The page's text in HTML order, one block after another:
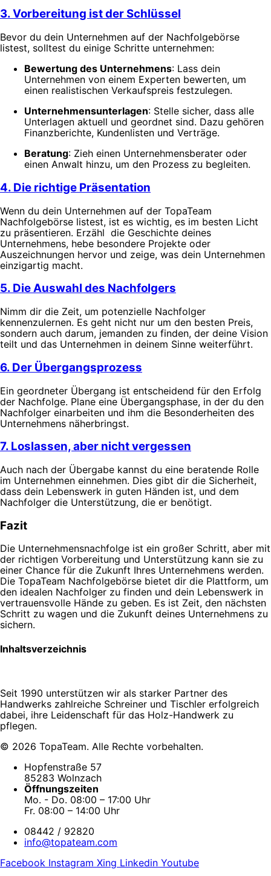
3. Vorbereitung ist der Schlüssel
Bevor du dein Unternehmen auf der Nachfolgebörse
listest, solltest du einige Schritte unternehmen:
Bewertung des Unternehmens: Lass dein
Unternehmen von einem Experten bewerten, um
einen realistischen Verkaufspreis festzulegen.
Unternehmensunterlagen: Stelle sicher, dass alle
Unterlagen aktuell und geordnet sind. Dazu gehören
Finanzberichte, Kundenlisten und Verträge.
Beratung: Zieh einen Unternehmensberater oder
einen Anwalt hinzu, um den Prozess zu begleiten.
4. Die richtige Präsentation
Wenn du dein Unternehmen auf der TopaTeam
Nachfolgebörse listest, ist es wichtig, es im besten Licht
zu präsentieren. Erzähl die Geschichte deines
Unternehmens, hebe besondere Projekte oder
Auszeichnungen hervor und zeige, was dein Unternehmen
einzigartig macht.
5. Die Auswahl des Nachfolgers
Nimm dir die Zeit, um potenzielle Nachfolger
kennenzulernen. Es geht nicht nur um den besten Preis,
sondern auch darum, jemanden zu finden, der deine Vision
teilt und das Unternehmen in deinem Sinne weiterführt.
6. Der Übergangsprozess
Ein geordneter Übergang ist entscheidend für den Erfolg
der Nachfolge. Plane eine Übergangsphase, in der du den
Nachfolger einarbeiten und ihm die Besonderheiten des
Unternehmens näherbringst.
7. Loslassen, aber nicht vergessen
Auch nach der Übergabe kannst du eine beratende Rolle
im Unternehmen einnehmen. Dies gibt dir die Sicherheit,
dass dein Lebenswerk in guten Händen ist, und dem
Nachfolger die Unterstützung, die er benötigt.
Fazit
Die Unternehmensnachfolge ist ein großer Schritt, aber mit
der richtigen Vorbereitung und Unterstützung kann sie zu
einer Chance für die Zukunft Ihres Unternehmens werden.
Die TopaTeam Nachfolgebörse bietet dir die Plattform, um
den idealen Nachfolger zu finden und dein Lebenswerk in
vertrauensvolle Hände zu geben. Es ist Zeit, den nächsten
Schritt zu wagen und die Zukunft deines Unternehmens zu
sichern.
Inhaltsverzeichnis
Seit 1990 unterstützen wir als starker Partner des
Handwerks zahlreiche Schreiner und Tischler erfolgreich
dabei, ihre Leidenschaft für das Holz-Handwerk zu
pflegen.
© 2026 TopaTeam. Alle Rechte vorbehalten.
Hopfenstraße 57
85283 Wolnzach
Öffnungszeiten
Mo. - Do. 08:00 – 17:00 Uhr
Fr. 08:00 – 14:00 Uhr
08442 / 92820
info@topateam.com
Facebook Instagram Xing Linkedin Youtube